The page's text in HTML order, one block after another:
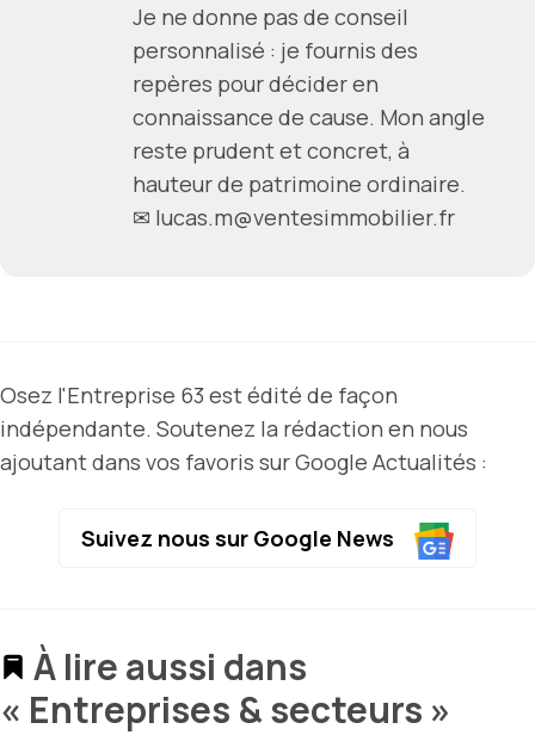
Je ne donne pas de conseil
personnalisé : je fournis des
repères pour décider en
connaissance de cause. Mon angle
reste prudent et concret, à
hauteur de patrimoine ordinaire.
✉ lucas.m@ventesimmobilier.fr
Osez l'Entreprise 63 est édité de façon
indépendante. Soutenez la rédaction en nous
ajoutant dans vos favoris sur Google Actualités :
Suivez nous sur Google News
À lire aussi dans
« Entreprises & secteurs »